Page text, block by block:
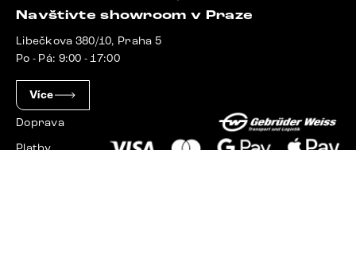
Navštivte showroom v Praze
Libečkova 380/10, Praha 5
Po - Pá: 9:00 - 17:00
Více
Doprava
Platby